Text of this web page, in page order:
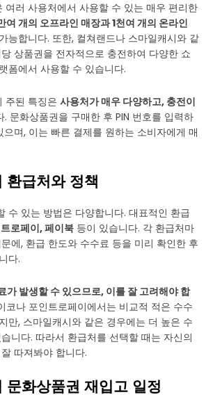
여러 사용처에서 사용할 수 있는 매우 편리한
여 개의 오프라인 매장과 1천여 개의 온라인
능합니다. 또한, 컬쳐랜드나 스마일캐시와 같
상품권을 전자적으로 충전하여 다양한 쇼
폼에서 사용할 수 있습니다.
주된 특징은 사용처가 매우 다양하고, 충전이
. 문화상품권을 구매한 후 PIN 번호를 입력하
며, 이는 빠른 결제를 원하는 소비자에게 매
환급처와 정책
수 있는 방법은 다양합니다. 대표적인 환급
로페이, 페이북 등이 있습니다. 각 환급처마
에, 환급 한도와 수수료 등을 미리 확인한 후
다.
가 발생할 수 있으므로, 이를 잘 고려해야 합
코나 포인트로페이에서는 비교적 적은 수수
만, 스마일캐시와 같은 경우에는 더 높은 수
니다. 따라서 환급처를 선택할 때는 자신의
따져봐야 합니다.
문화상품권 재입고 일정